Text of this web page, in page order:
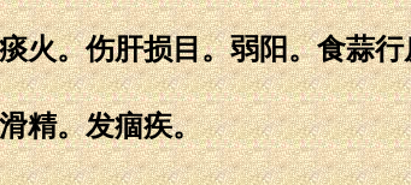
火。伤肝损目。弱阳。食蒜
精。发痼疾。